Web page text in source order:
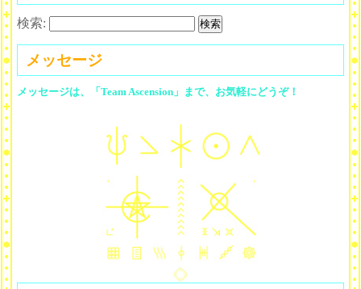
検索:
メッセージ
メッセージは、「Team Ascension」まで、お気軽にどうぞ！